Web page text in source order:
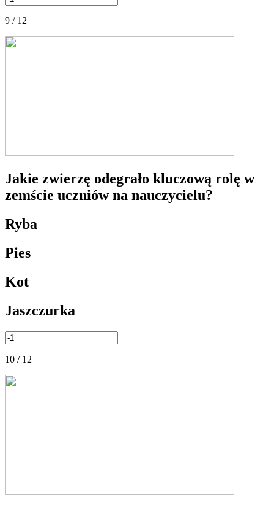
9 / 12
Jakie zwierzę odegrało kluczową rolę w
zemście uczniów na nauczycielu?
Ryba
Pies
Kot
Jaszczurka
10 / 12